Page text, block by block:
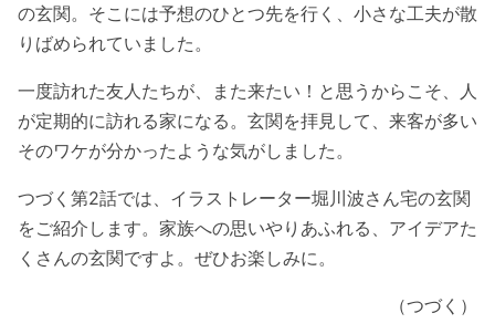
の玄関。そこには予想のひとつ先を行く、小さな工夫が散
りばめられていました。
一度訪れた友人たちが、また来たい！と思うからこそ、人
が定期的に訪れる家になる。玄関を拝見して、来客が多い
そのワケが分かったような気がしました。
つづく第2話では、イラストレーター堀川波さん宅の玄関
をご紹介します。家族への思いやりあふれる、アイデアた
くさんの玄関ですよ。ぜひお楽しみに。
（つづく）